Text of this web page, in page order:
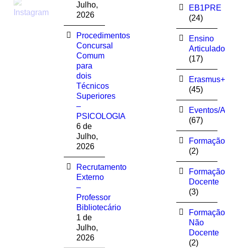
Julho,
2026
Procedimentos
Concursal
Comum
para
dois
Técnicos
Superiores
–
PSICOLOGIA
6 de
Julho,
2026
Recrutamento
Externo
–
Professor
Bibliotecário
1 de
Julho,
2026
EB1PRE
(24)
Ensino
Articulado
(17)
Erasmus+
(45)
Eventos/
(67)
Formação
(2)
Formação
Docente
(3)
Formação
Não
Docente
(2)